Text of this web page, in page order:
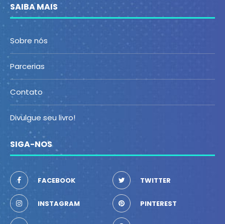
SAIBA MAIS
Sobre nós
Parcerias
Contato
Divulgue seu livro!
SIGA-NOS
FACEBOOK TWITTER
INSTAGRAM PINTEREST